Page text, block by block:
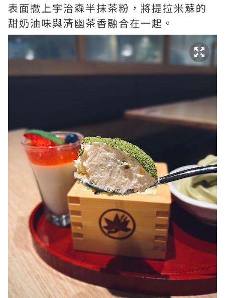
表面撒上宇治森半抹茶粉，將提拉米蘇的
甜奶油味與清幽茶香融合在一起。